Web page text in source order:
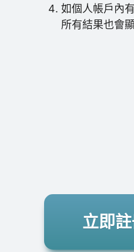
如個人帳戶內
所有結果也會
立即